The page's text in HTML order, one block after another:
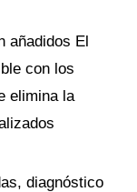
añadidos El
con los
elimina la
diagnóstico